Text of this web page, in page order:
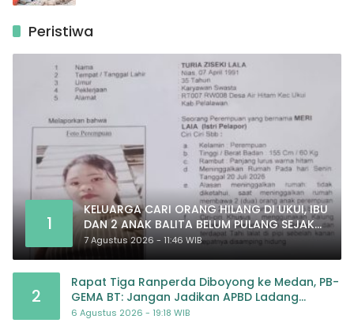
Peristiwa
1
KELUARGA CARI ORANG HILANG DI UKUI, IBU
DAN 2 ANAK BALITA BELUM PULANG SEJAK
20 JULI 2026
7 Agustus 2026 - 11:46 WIB
2
Rapat Tiga Ranperda Diboyong ke Medan, PB-
GEMA BT: Jangan Jadikan APBD Ladang
Pembiayaan yang Tak Perlu
6 Agustus 2026 - 19:18 WIB